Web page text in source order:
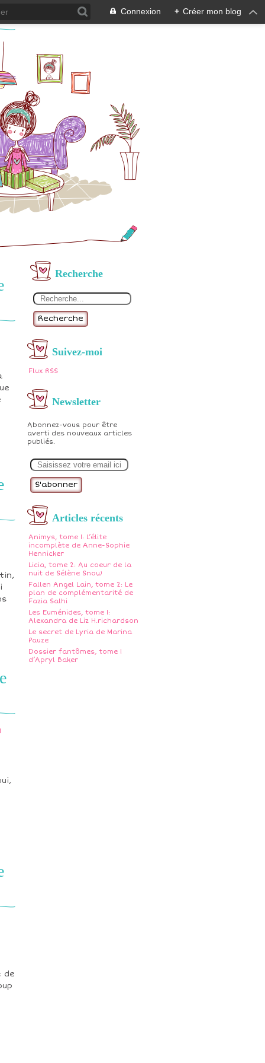
Connexion + Créer mon blog
Recherche
Recherche
Suivez-moi
Flux RSS
Newsletter
Abonnez-vous pour être
averti des nouveaux articles
publiés.
m
Articles récents
Animys, tome 1: L’élite
incomplète de Anne-Sophie
Hennicker
Licia, tome 2: Au coeur de la
nuit de Sélène Snow
Fallen Angel Lain, tome 2: Le
plan de complémentarité de
Fazia Salhi
Les Euménides, tome 1:
Alexandra de Liz H.richardson
Le secret de Lyria de Marina
Pauze
Dossier fantômes, tome 1
d’Apryl Baker
de